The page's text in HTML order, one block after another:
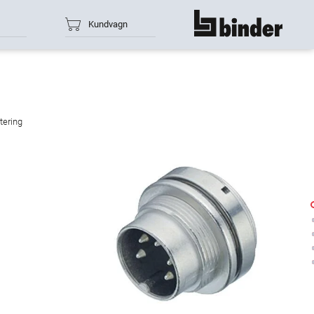
Kundvagn show all